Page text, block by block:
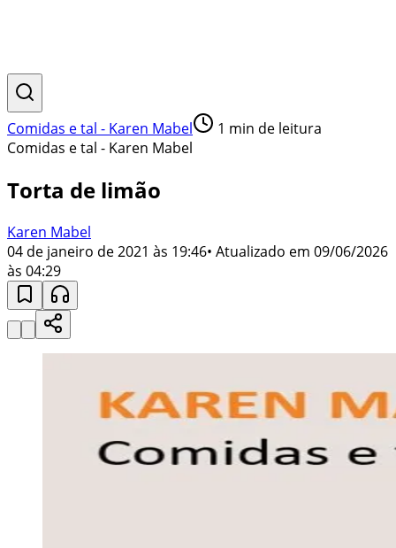
Comidas e tal - Karen Mabel 1 min de leitura
Comidas e tal - Karen Mabel
Torta de limão
Karen Mabel
04 de janeiro de 2021 às 19:46• Atualizado em 09/06/2026
às 04:29